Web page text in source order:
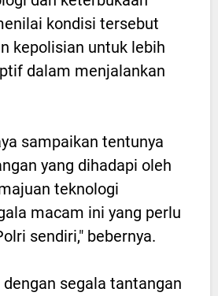
kondisi tersebut
kepolisian untuk lebih
dalam menjalankan
sampaikan tentunya
yang dihadapi oleh
teknologi
macam ini yang perlu
sendiri," bebernya.
segala tantangan